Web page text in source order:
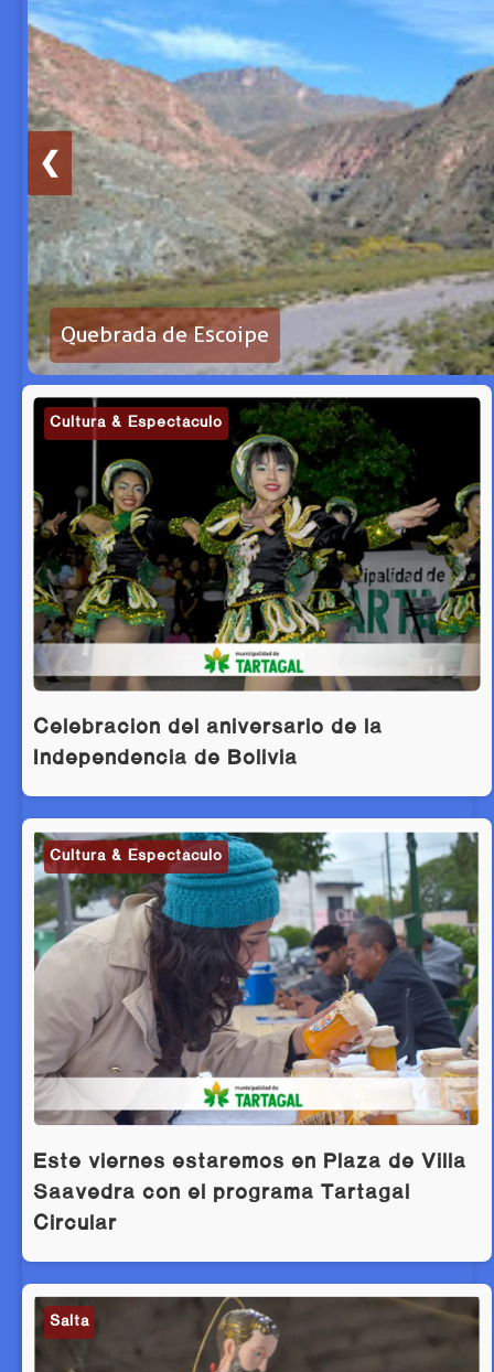
Quebrada de Escoipe
❮
Cultura & Espectáculo
Celebración del aniversario de la
Independencia de Bolivia
Cultura & Espectáculo
Este viernes estaremos en Plaza de Villa
Saavedra con el programa Tartagal
Circular
Salta